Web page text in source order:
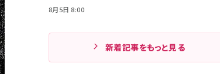
8月5日 8:00
新着記事をもっと見る